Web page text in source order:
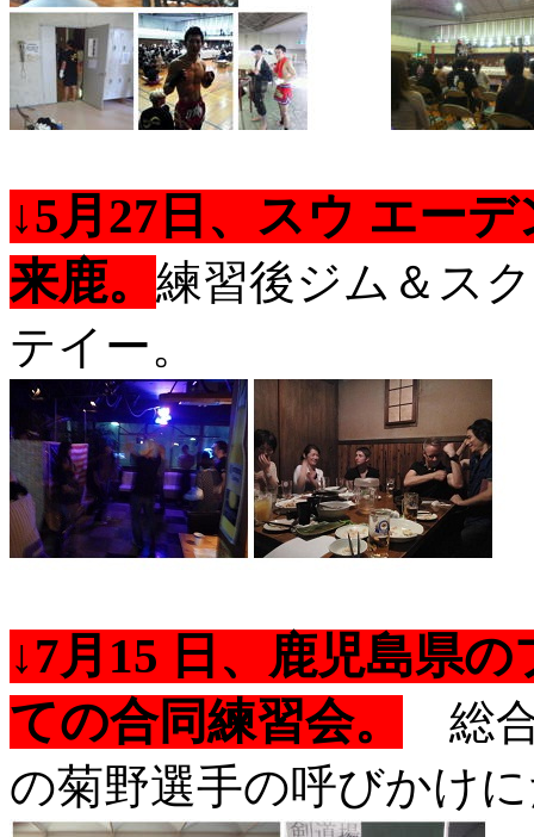
↓5月27日、スウ エー
来鹿。 練習後ジム＆ス
テイー。
↓7月15 日、鹿児島県
ての合同練習会。
総
の菊野選手の呼びかけ